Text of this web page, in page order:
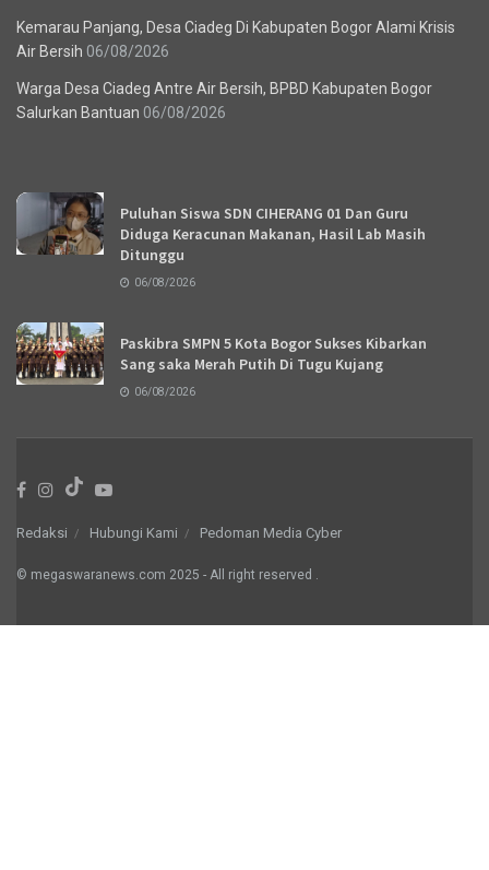
Kemarau Panjang, Desa Ciadeg Di Kabupaten Bogor Alami Krisis
Air Bersih 06/08/2026
Warga Desa Ciadeg Antre Air Bersih, BPBD Kabupaten Bogor
Salurkan Bantuan 06/08/2026
Puluhan Siswa SDN CIHERANG 01 Dan Guru
Diduga Keracunan Makanan, Hasil Lab Masih
Ditunggu
06/08/2026
Paskibra SMPN 5 Kota Bogor Sukses Kibarkan
Sang saka Merah Putih Di Tugu Kujang
06/08/2026
Redaksi Hubungi Kami Pedoman Media Cyber
© megaswaranews.com 2025 - All right reserved